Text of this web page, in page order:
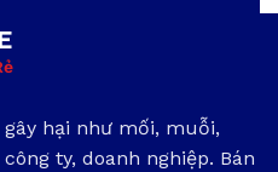
hại như mối, muỗi,
ty, doanh nghiệp. Bán